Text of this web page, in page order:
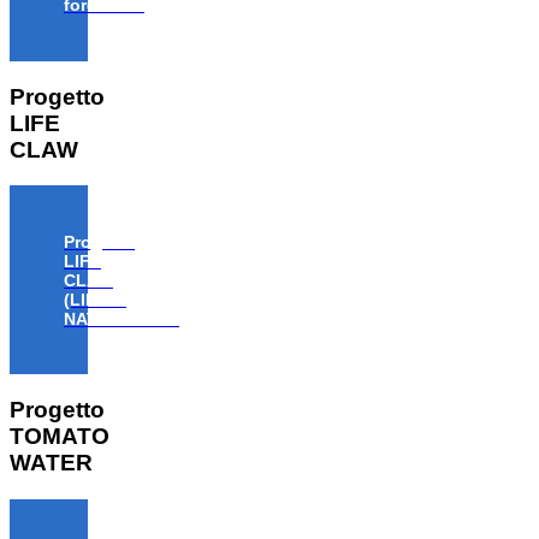
forestale”
Progetto
LIFE
CLAW
Progetto
LIFE
CLAW
(LIFE18
NAT/IT/000806)
Progetto
TOMATO
WATER